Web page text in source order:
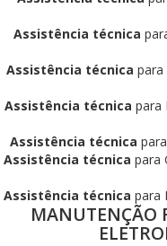
Assistência técnica
Assistência técnica para
Assistência técnica para
Assistência técnica
Assistência técnica para
Assistência técnica para
MANUTENÇÃO